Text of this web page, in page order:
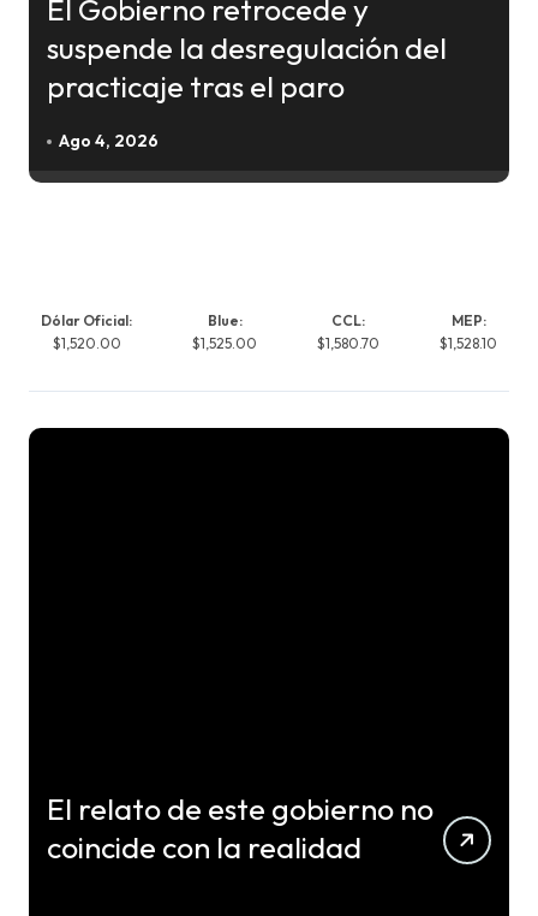
El Gobierno retrocede y
suspende la desregulación del
practicaje tras el paro
Ago 4, 2026
Dólar Oficial:
$1,520.00
Blue:
$1,525.00
CCL:
$1,580.70
MEP:
$1,528.10
El relato de este gobierno no
coincide con la realidad